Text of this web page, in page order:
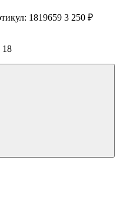
1819659 3 250 ₽
18